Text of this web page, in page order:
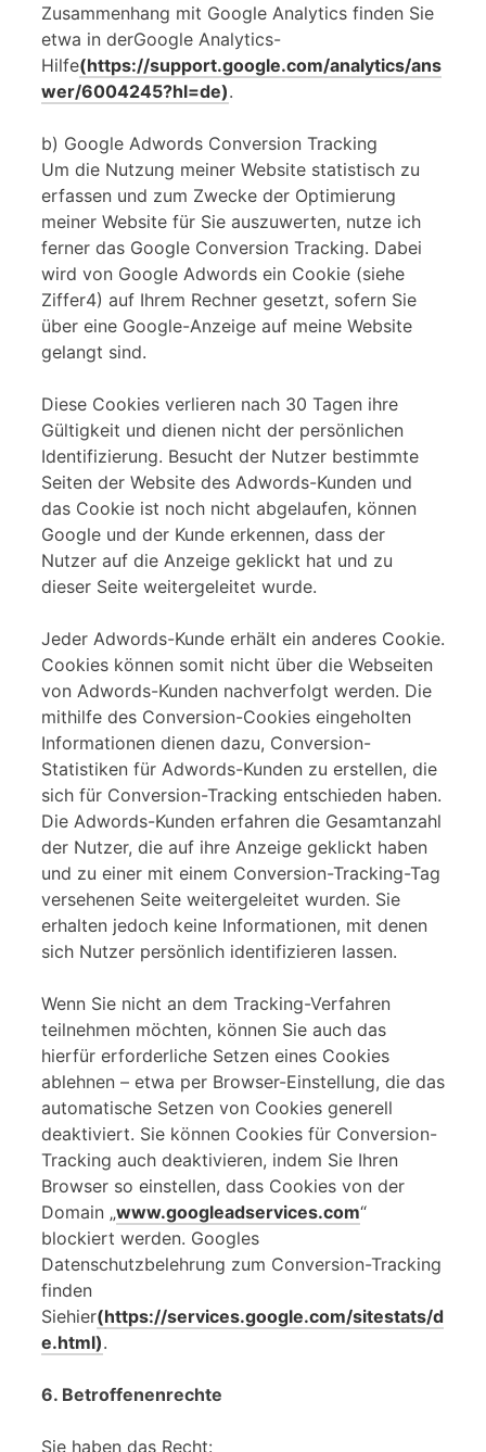
Zusammenhang mit Google Analytics finden Sie
etwa in derGoogle Analytics-
Hilfe(https://support.google.com/analytics/ans
wer/6004245?hl=de).
b) Google Adwords Conversion Tracking
Um die Nutzung meiner Website statistisch zu
erfassen und zum Zwecke der Optimierung
meiner Website für Sie auszuwerten, nutze ich
ferner das Google Conversion Tracking. Dabei
wird von Google Adwords ein Cookie (siehe
Ziffer4) auf Ihrem Rechner gesetzt, sofern Sie
über eine Google-Anzeige auf meine Website
gelangt sind.
Diese Cookies verlieren nach 30 Tagen ihre
Gültigkeit und dienen nicht der persönlichen
Identifizierung. Besucht der Nutzer bestimmte
Seiten der Website des Adwords-Kunden und
das Cookie ist noch nicht abgelaufen, können
Google und der Kunde erkennen, dass der
Nutzer auf die Anzeige geklickt hat und zu
dieser Seite weitergeleitet wurde.
Jeder Adwords-Kunde erhält ein anderes Cookie.
Cookies können somit nicht über die Webseiten
von Adwords-Kunden nachverfolgt werden. Die
mithilfe des Conversion-Cookies eingeholten
Informationen dienen dazu, Conversion-
Statistiken für Adwords-Kunden zu erstellen, die
sich für Conversion-Tracking entschieden haben.
Die Adwords-Kunden erfahren die Gesamtanzahl
der Nutzer, die auf ihre Anzeige geklickt haben
und zu einer mit einem Conversion-Tracking-Tag
versehenen Seite weitergeleitet wurden. Sie
erhalten jedoch keine Informationen, mit denen
sich Nutzer persönlich identifizieren lassen.
Wenn Sie nicht an dem Tracking-Verfahren
teilnehmen möchten, können Sie auch das
hierfür erforderliche Setzen eines Cookies
ablehnen – etwa per Browser-Einstellung, die das
automatische Setzen von Cookies generell
deaktiviert. Sie können Cookies für Conversion-
Tracking auch deaktivieren, indem Sie Ihren
Browser so einstellen, dass Cookies von der
Domain „www.googleadservices.com“
blockiert werden. Googles
Datenschutzbelehrung zum Conversion-Tracking
finden
Siehier(https://services.google.com/sitestats/d
e.html).
6. Betroffenenrechte
Sie haben das Recht: